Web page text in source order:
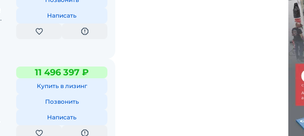
Написать
11 496 397 ₽
Купить в лизинг
Позвонить
Написать